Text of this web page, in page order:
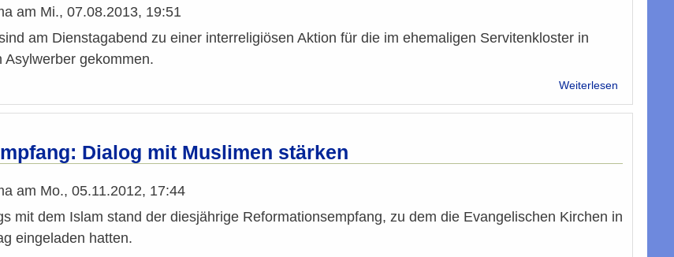
am Mi., 07.08.2013, 19:51
am Dienstagabend zu einer interreligiösen Aktion für die im ehemaligen Servitenkloster in
gekommen.
Weiterlesen
Dialog mit Muslimen stärken
am Mo., 05.11.2012, 17:44
mit dem Islam stand der diesjährige Reformationsempfang, zu dem die Evangelischen Kirchen in
eingeladen hatten.